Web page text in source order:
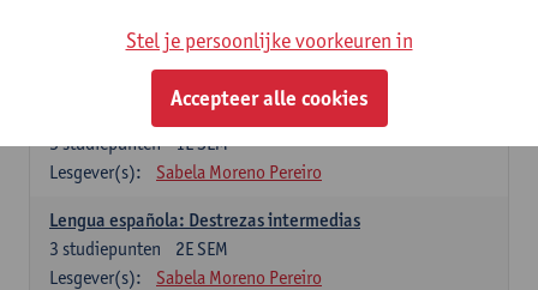
2E SEM
studiepunten
Anne Verhaert
Lengua española: Destrezas básicas
1E SEM
3studiepunten
Lesgever(s):
Sabela Moreno Pereiro
Lengua española: Destrezas intermedias
2E SEM
3 studiepunten
Lesgever(s):
Sabela Moreno Pereiro
Stel je persoonlijke voorkeuren in
Accepteer alle cookies